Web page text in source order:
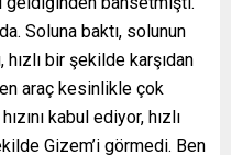
Soluna baktı, solunun
bir şekilde karşıdan
araç kesinlikle çok
kabul ediyor, hızlı
Gizem’i görmedi. Ben